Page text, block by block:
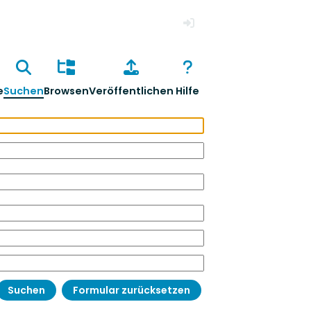
SuchenBrowsenVeröffentlichen Hilfe